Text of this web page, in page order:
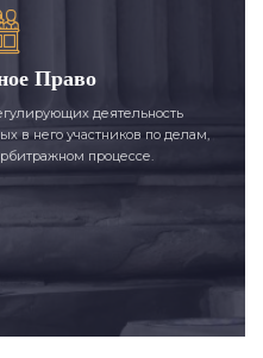
Право
деятельность
в него участников по делам,
процессе.